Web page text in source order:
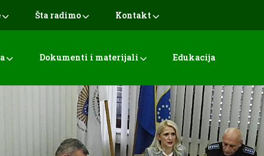
Šta radimo Kontakt
Dokumenti i materijali Edukacija